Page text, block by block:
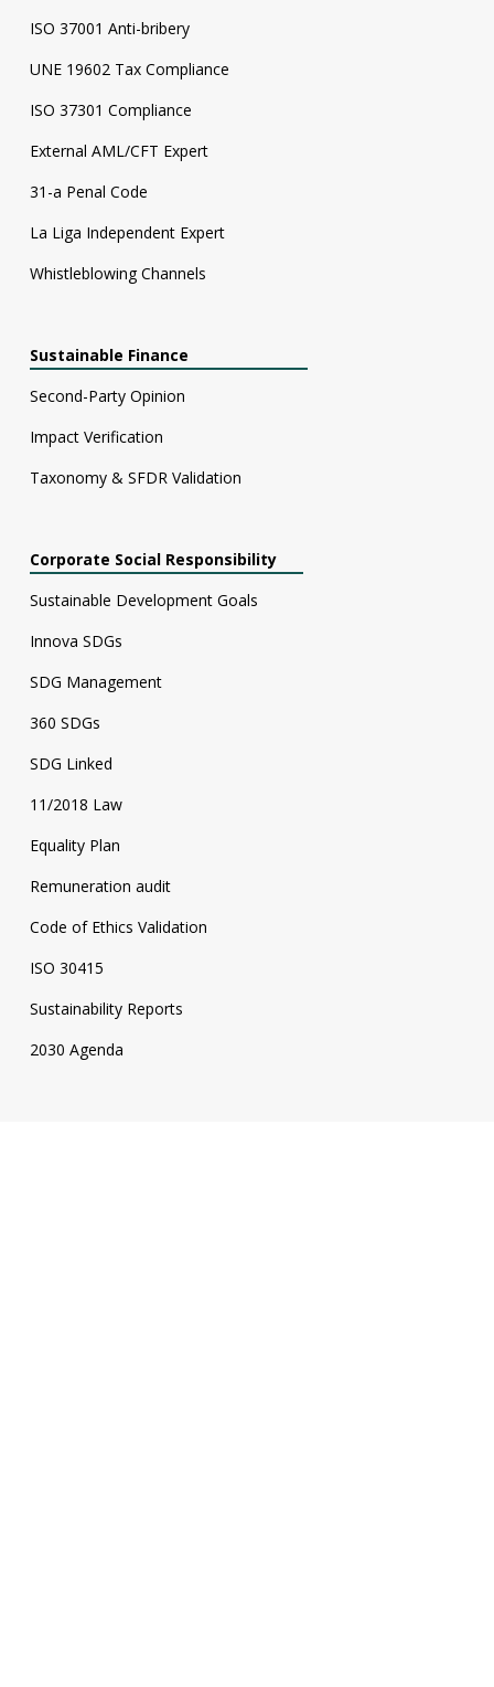
ISO 37001 Anti-bribery
UNE 19602 Tax Compliance
ISO 37301 Compliance
External AML/CFT Expert
31-a Penal Code
La Liga Independent Expert
Whistleblowing Channels
Sustainable Finance
Second-Party Opinion
Impact Verification
Taxonomy & SFDR Validation
Corporate Social Responsibility
Sustainable Development Goals
Innova SDGs
SDG Management
360 SDGs
SDG Linked
11/2018 Law
Equality Plan
Remuneration audit
Code of Ethics Validation
ISO 30415
Sustainability Reports
2030 Agenda